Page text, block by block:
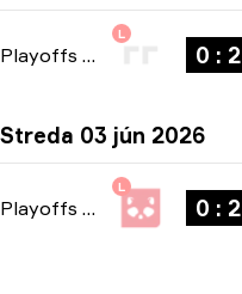
Playoffs
L
0 : 2
Streda 03 jún 2026
Playoffs bo3
L
0 : 2